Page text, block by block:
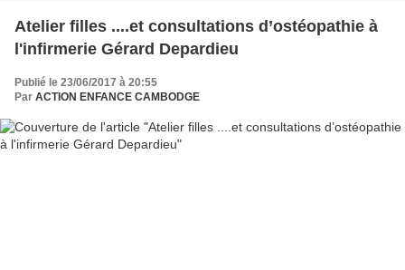
Atelier filles ....et consultations d’ostéopathie à
l'infirmerie Gérard Depardieu
Publié le 23/06/2017 à 20:55
Par ACTION ENFANCE CAMBODGE